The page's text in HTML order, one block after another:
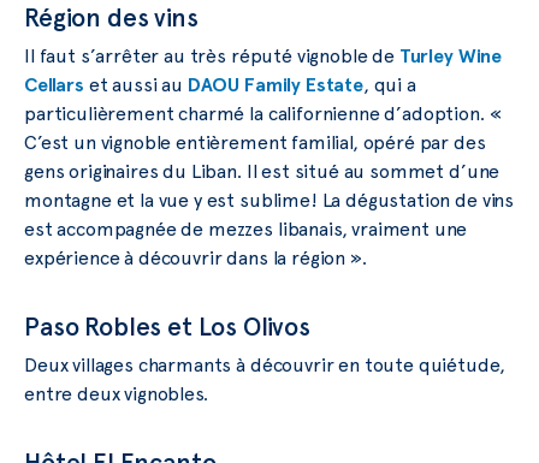
Région des vins
Il faut s’arrêter au très réputé vignoble de Turley Wine
Cellars et aussi au DAOU Family Estate, qui a
particulièrement charmé la californienne d’adoption. «
C’est un vignoble entièrement familial, opéré par des
gens originaires du Liban. Il est situé au sommet d’une
montagne et la vue y est sublime! La dégustation de vins
est accompagnée de mezzes libanais, vraiment une
expérience à découvrir dans la région ».
Paso Robles et Los Olivos
Deux villages charmants à découvrir en toute quiétude,
entre deux vignobles.